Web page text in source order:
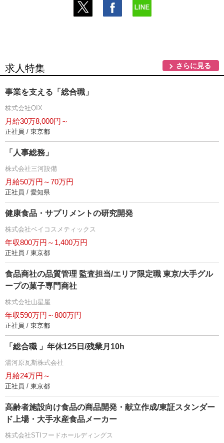
求人特集 さらに見る
事業を支える「総合職」
株式会社QIX
月給30万8,000円～
正社員 / 東京都
「人事総務」
株式会社三河設備
月給50万円～70万円
正社員 / 愛知県
健康食品・サプリメントの研究開発
株式会社ベイコスメティックス
年収800万円～1,400万円
正社員 / 東京都
食品商社の品質管理 監査担当/エリア限定職 東京/大手グル
ープの菓子専門商社
株式会社山星屋
年収590万円～800万円
正社員 / 東京都
「総合職 」年休125日/残業月10h
湯河原瓦斯株式会社
月給24万円～
正社員 / 東京都
高齢者施設向け食品の商品開発・献立作成/東証スタンダー
ド上場・大手水産食品メーカー
株式会社STIフードホールディングス